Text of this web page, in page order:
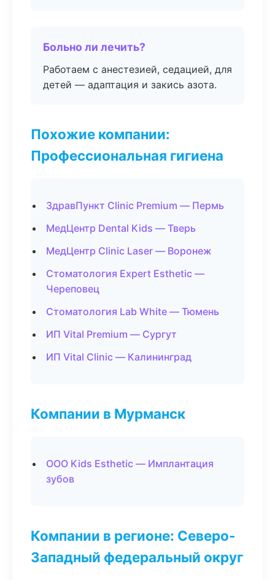
Больно ли лечить?
Работаем с анестезией, седацией, для
детей — адаптация и закись азота.
Похожие компании:
Профессиональная гигиена
ЗдравПункт Clinic Premium — Пермь
МедЦентр Dental Kids — Тверь
МедЦентр Clinic Laser — Воронеж
Стоматология Expert Esthetic —
Череповец
Стоматология Lab White — Тюмень
ИП Vital Premium — Сургут
ИП Vital Clinic — Калининград
Компании в Мурманск
ООО Kids Esthetic — Имплантация
зубов
Компании в регионе: Северо-
Западный федеральный округ